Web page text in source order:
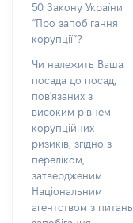
50 Закону України
“Про запобігання
корупції”?
Чи належить Ваша
посада до посад,
пов'язаних з
високим рівнем
корупційних
ризиків, згідно з
переліком,
затвердженим
Національним
агентством з питань